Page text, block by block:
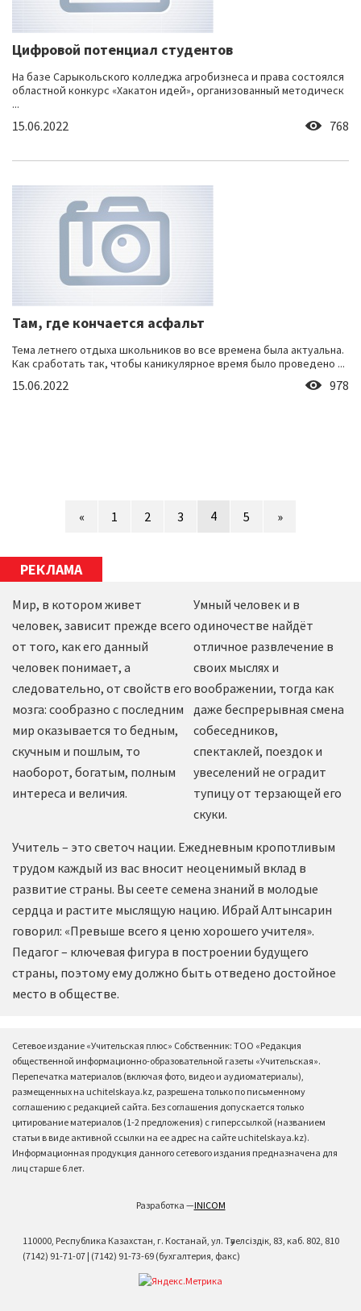
Цифровой потенциал студентов
На базе Сарыкольского колледжа агробизнеса и права состоялся
областной конкурс «Хакатон идей», организованный методическ
...
15.06.2022 768
Там, где кончается асфальт
Тема летнего отдыха школьников во все времена была актуальна.
Как сработать так, чтобы каникулярное время было проведено ...
15.06.2022 978
« 1 2 3 4 5 »
РЕКЛАМА
Мир, в котором живет
человек, зависит прежде всего
от того, как его данный
человек понимает, а
следовательно, от свойств его
мозга: сообразно с последним
мир оказывается то бедным,
скучным и пошлым, то
наоборот, богатым, полным
интереса и величия.
Умный человек и в
одиночестве найдёт
отличное развлечение в
своих мыслях и
воображении, тогда как
даже беспрерывная смена
собеседников,
спектаклей, поездок и
увеселений не оградит
тупицу от терзающей его
скуки.
Учитель – это светоч нации. Ежедневным кропотливым
трудом каждый из вас вносит неоценимый вклад в
развитие страны. Вы сеете семена знаний в молодые
сердца и растите мыслящую нацию. Ибрай Алтынсарин
говорил: «Превыше всего я ценю хорошего учителя».
Педагог – ключевая фигура в построении будущего
страны, поэтому ему должно быть отведено достойное
место в обществе.
Сетевое издание «Учительская плюс» Собственник: ТОО «Редакция
общественной информационно-образовательной газеты «Учительская».
Перепечатка материалов (включая фото, видео и аудиоматериалы),
размещенных на uchitelskaya.kz, разрешена только по письменному
соглашению с редакцией сайта. Без соглашения допускается только
цитирование материалов (1-2 предложения) с гиперссылкой (названием
статьи в виде активной ссылки на ее адрес на сайте uchitelskaya.kz).
Информационная продукция данного сетевого издания предназначена для
лиц старше 6 лет.
Разработка —INICOM
110000, Республика Казахстан, г. Костанай, ул. Тәуелсіздік, 83, каб. 802, 810
(7142) 91-71-07 | (7142) 91-73-69 (бухгалтерия, факс)